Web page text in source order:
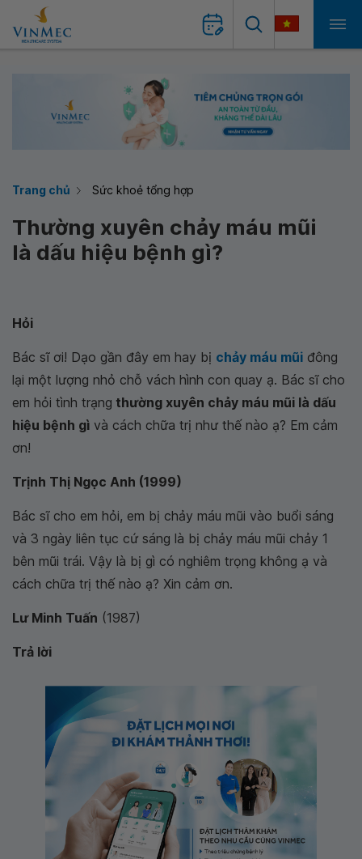
Trang chủ Sức khoẻ tổng hợp
Thường xuyên chảy máu mũi
là dấu hiệu bệnh gì?
Hỏi
Bác sĩ ơi! Dạo gần đây em hay bị chảy máu mũi đông
lại một lượng nhỏ chỗ vách hình con quay ạ. Bác sĩ cho
em hỏi tình trạng thường xuyên chảy máu mũi là dấu
hiệu bệnh gì và cách chữa trị như thế nào ạ? Em cảm
ơn!
Trịnh Thị Ngọc Anh (1999)
Bác sĩ cho em hỏi, em bị chảy máu mũi vào buổi sáng
và 3 ngày liên tục cứ sáng là bị chảy máu mũi chảy 1
bên mũi trái. Vậy là bị gì có nghiêm trọng không ạ và
cách chữa trị thế nào ạ? Xin cảm ơn.
Lư Minh Tuấn (1987)
Trả lời